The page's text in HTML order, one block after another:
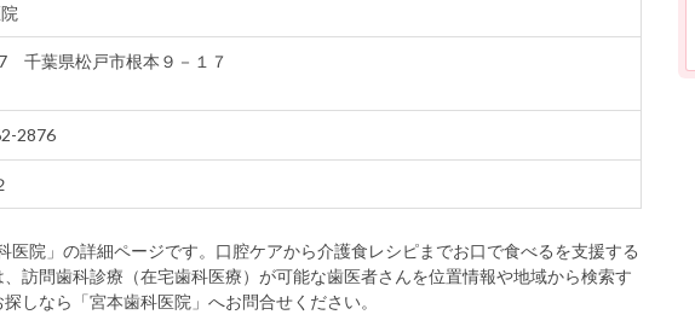
千葉県松戸市根本９－１７
2876
医院」の詳細ページです。口腔ケアから介護食レシピまでお口で食べるを支援する
訪問歯科診療（在宅歯科医療）が可能な歯医者さんを位置情報や地域から検索す
しなら「宮本歯科医院」へお問合せください。